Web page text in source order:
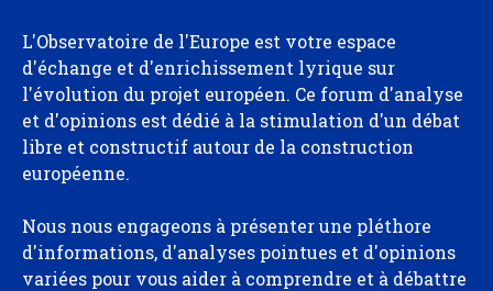
L'Observatoire de l'Europe est votre espace
d'échange et d'enrichissement lyrique sur
l'évolution du projet européen. Ce forum d'analyse
et d'opinions est dédié à la stimulation d'un débat
libre et constructif autour de la construction
européenne.
Nous nous engageons à présenter une pléthore
d'informations, d'analyses pointues et d'opinions
variées pour vous aider à comprendre et à débattre